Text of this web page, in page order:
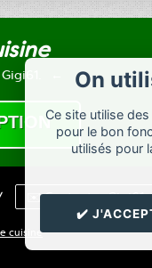
On
Ce site utilise
pour le bon
utilisés pour
✔️
✉️ Contacter Gigi61
cuisine